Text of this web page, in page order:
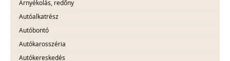
Árnyékolás, redőny
Autóalkatrész
Autóbontó
Autókarosszéria
Autókereskedés